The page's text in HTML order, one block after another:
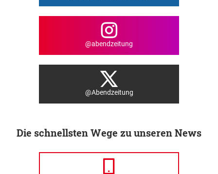
@abendzeitung
@Abendzeitung
Die schnellsten Wege zu unseren News